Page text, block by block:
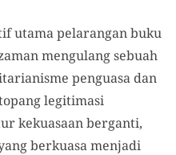
utama pelarangan buku
mengulang sebuah
penguasa dan
legitimasi
kekuasaan berganti,
berkuasa menjadi